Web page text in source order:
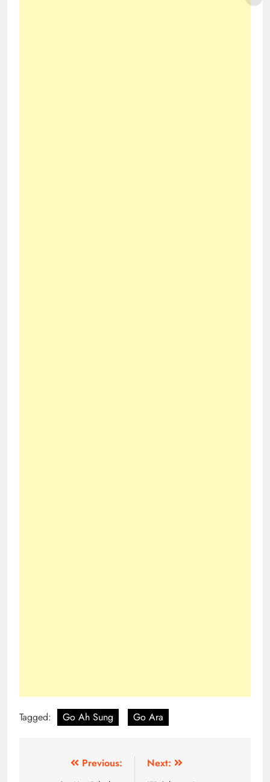
Tagged: Go Ah Sung Go Ara
Previous:
Next: